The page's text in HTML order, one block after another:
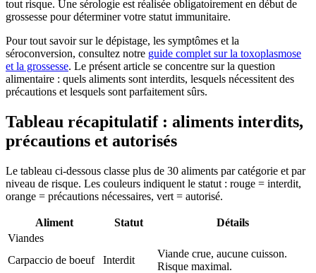
tout risque. Une sérologie est réalisée obligatoirement en début de
grossesse pour déterminer votre statut immunitaire.
Pour tout savoir sur le dépistage, les symptômes et la
séroconversion, consultez notre guide complet sur la toxoplasmose
et la grossesse. Le présent article se concentre sur la question
alimentaire : quels aliments sont interdits, lesquels nécessitent des
précautions et lesquels sont parfaitement sûrs.
Tableau récapitulatif : aliments interdits,
précautions et autorisés
Le tableau ci-dessous classe plus de 30 aliments par catégorie et par
niveau de risque. Les couleurs indiquent le statut : rouge = interdit,
orange = précautions nécessaires, vert = autorisé.
Aliment Statut
Détails
Viandes
Carpaccio de boeuf
Interdit
Viande crue, aucune cuisson.
Risque maximal.